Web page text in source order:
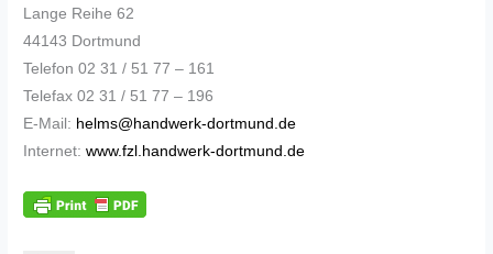
Lange Reihe 62
44143 Dortmund
Telefon 02 31 / 51 77 – 161
Telefax 02 31 / 51 77 – 196
E-Mail: helms@handwerk-dortmund.de
Internet:www.fzl.handwerk-dortmund.de